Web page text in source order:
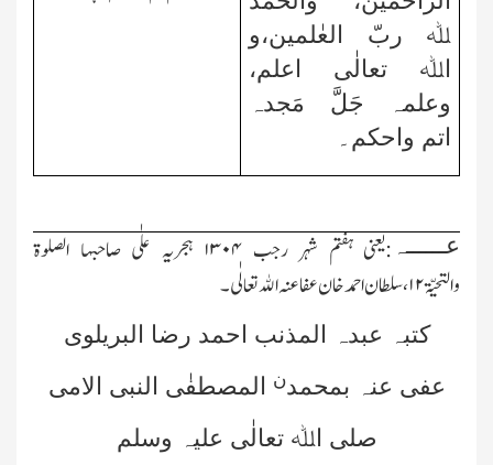
ﷲ ربّ العٰلمین،و
اﷲ تعالٰی اعلم،
وعلمہ جَلَّ مَجدہ
اتم واحکم۔
عــــــہ :یعنی ہفتم شہر رجب ۱۳۰۴ ہجریہ علٰی صاحبہا الصلوۃ
والتحیّۃ۱۲،سلطان احمد خان عفا عنہ اﷲ تعالٰی۔
کتبہ عبدہ المذنب احمد رضا البریلوی
عفی عنہ بمحمدن المصطفٰی النبی الامی
صلی اﷲ تعالٰی علیہ وسلم